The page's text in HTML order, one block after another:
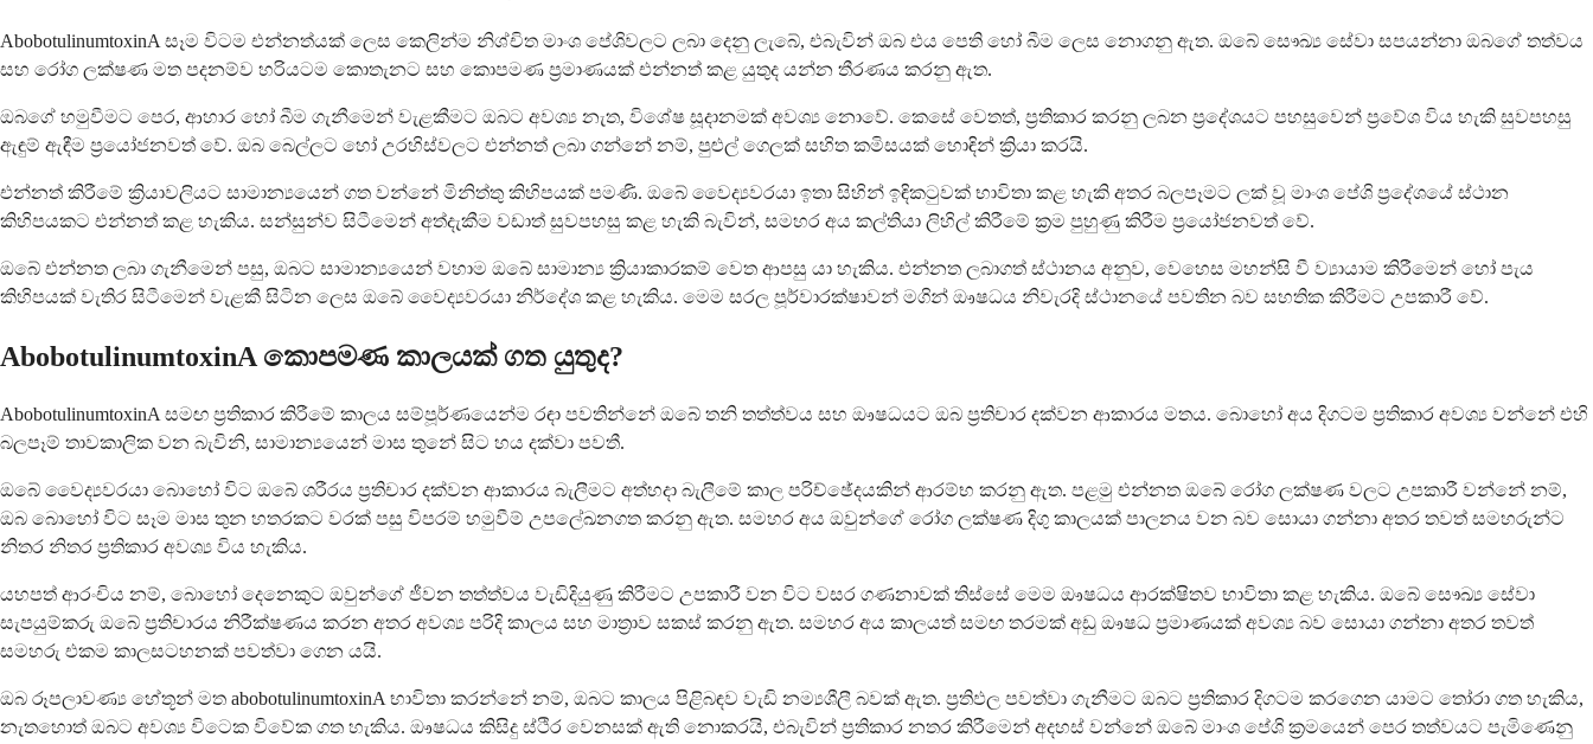
AbobotulinumtoxinA සෑම විටම එන්නත්යක් ලෙස කෙලින්ම නිශ්චිත මාංශ පේශිවලට ලබා දෙනු ලැබේ, එබැවින් ඔබ එය පෙති හෝ බීම ලෙස නොගනු ඇත. ඔබේ සෞඛ්‍ය සේවා සපයන්නා ඔබගේ තත්වය
සහ රෝග ලක්ෂණ මත පදනම්ව හරියටම කොතැනට සහ කොපමණ ප්‍රමාණයක් එන්නත් කළ යුතුද යන්න තීරණය කරනු ඇත.
ඔබගේ හමුවීමට පෙර, ආහාර හෝ බීම ගැනීමෙන් වැළකීමට ඔබට අවශ්‍ය නැත, විශේෂ සූදානමක් අවශ්‍ය නොවේ. කෙසේ වෙතත්, ප්‍රතිකාර කරනු ලබන ප්‍රදේශයට පහසුවෙන් ප්‍රවේශ විය හැකි සුවපහසු
ඇඳුම් ඇඳීම ප්‍රයෝජනවත් වේ. ඔබ බෙල්ලට හෝ උරහිස්වලට එන්නත් ලබා ගන්නේ නම්, පුළුල් ගෙලක් සහිත කමිසයක් හොඳින් ක්‍රියා කරයි.
එන්නත් කිරීමේ ක්‍රියාවලියට සාමාන්‍යයෙන් ගත වන්නේ මිනිත්තු කිහිපයක් පමණි. ඔබේ වෛද්‍යවරයා ඉතා සිහින් ඉඳිකටුවක් භාවිතා කළ හැකි අතර බලපෑමට ලක් වූ මාංශ පේශි ප්‍රදේශයේ ස්ථාන
කිහිපයකට එන්නත් කළ හැකිය. සන්සුන්ව සිටීමෙන් අත්දැකීම වඩාත් සුවපහසු කළ හැකි බැවින්, සමහර අය කල්තියා ලිහිල් කිරීමේ ක්‍රම පුහුණු කිරීම ප්‍රයෝජනවත් වේ.
ඔබේ එන්නත ලබා ගැනීමෙන් පසු, ඔබට සාමාන්‍යයෙන් වහාම ඔබේ සාමාන්‍ය ක්‍රියාකාරකම් වෙත ආපසු යා හැකිය. එන්නත ලබාගත් ස්ථානය අනුව, වෙහෙස මහන්සි වී ව්‍යායාම කිරීමෙන් හෝ පැය
කිහිපයක් වැතිර සිටීමෙන් වැළකී සිටින ලෙස ඔබේ වෛද්‍යවරයා නිර්දේශ කළ හැකිය. මෙම සරල පූර්වාරක්ෂාවන් මගින් ඖෂධය නිවැරදි ස්ථානයේ පවතින බව සහතික කිරීමට උපකාරී වේ.
AbobotulinumtoxinA කොපමණ කාලයක් ගත යුතුද?
AbobotulinumtoxinA සමඟ ප්‍රතිකාර කිරීමේ කාලය සම්පූර්ණයෙන්ම රඳා පවතින්නේ ඔබේ තනි තත්ත්වය සහ ඖෂධයට ඔබ ප්‍රතිචාර දක්වන ආකාරය මතය. බොහෝ අය දිගටම ප්‍රතිකාර අවශ්‍ය වන්නේ එහි
බලපෑම් තාවකාලික වන බැවිනි, සාමාන්‍යයෙන් මාස තුනේ සිට හය දක්වා පවතී.
ඔබේ වෛද්‍යවරයා බොහෝ විට ඔබේ ශරීරය ප්‍රතිචාර දක්වන ආකාරය බැලීමට අත්හදා බැලීමේ කාල පරිච්ඡේදයකින් ආරම්භ කරනු ඇත. පළමු එන්නත ඔබේ රෝග ලක්ෂණ වලට උපකාරී වන්නේ නම්,
ඔබ බොහෝ විට සෑම මාස තුන හතරකට වරක් පසු විපරම් හමුවීම් උපලේඛනගත කරනු ඇත. සමහර අය ඔවුන්ගේ රෝග ලක්ෂණ දිගු කාලයක් පාලනය වන බව සොයා ගන්නා අතර තවත් සමහරුන්ට
නිතර නිතර ප්‍රතිකාර අවශ්‍ය විය හැකිය.
යහපත් ආරංචිය නම්, බොහෝ දෙනෙකුට ඔවුන්ගේ ජීවන තත්ත්වය වැඩිදියුණු කිරීමට උපකාරී වන විට වසර ගණනාවක් තිස්සේ මෙම ඖෂධය ආරක්ෂිතව භාවිතා කළ හැකිය. ඔබේ සෞඛ්‍ය සේවා
සැපයුම්කරු ඔබේ ප්‍රතිචාරය නිරීක්ෂණය කරන අතර අවශ්‍ය පරිදි කාලය සහ මාත්‍රාව සකස් කරනු ඇත. සමහර අය කාලයත් සමඟ තරමක් අඩු ඖෂධ ප්‍රමාණයක් අවශ්‍ය බව සොයා ගන්නා අතර තවත්
සමහරු එකම කාලසටහනක් පවත්වා ගෙන යයි.
ඔබ රූපලාවණ්‍ය හේතූන් මත abobotulinumtoxinA භාවිතා කරන්නේ නම්, ඔබට කාලය පිළිබඳව වැඩි නම්‍යශීලී බවක් ඇත. ප්‍රතිඵල පවත්වා ගැනීමට ඔබට ප්‍රතිකාර දිගටම කරගෙන යාමට තෝරා ගත හැකිය,
නැතහොත් ඔබට අවශ්‍ය විටෙක විවේක ගත හැකිය. ඖෂධය කිසිදු ස්ථිර වෙනසක් ඇති නොකරයි, එබැවින් ප්‍රතිකාර නතර කිරීමෙන් අදහස් වන්නේ ඔබේ මාංශ පේශි ක්‍රමයෙන් පෙර තත්වයට පැමිණෙනු